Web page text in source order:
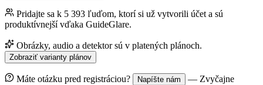
Pridajte sa k 5 393 ľuďom, ktorí si už vytvorili účet a sú
produktívnejší vďaka GuideGlare.
Obrázky, audio a detektor sú v platených plánoch.
Zobraziť varianty plánov
Máte otázku pred registráciou? Napíšte nám
— Zvyčajne